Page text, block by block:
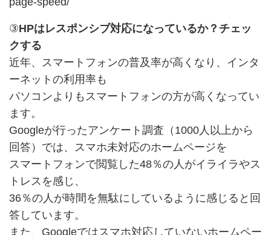
③HPはレスポンシブ対応になっているか？チェッ
クする
近年、スマートフォンの普及率が高くなり、インタ
ーネットの利用率も
パソコンよりもスマートフォンの方が高くなってい
ます。
Googleが行ったアンケート調査（1000人以上から
回答）では、スマホ未対応のホームページを
スマートフォンで閲覧した48％の人がイライラやス
トレスを感じ、
36％の人が時間を無駄にしているように感じると回
答しています。
また、Googleではスマホ対応していないホームペー